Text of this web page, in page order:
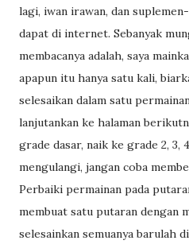
lagi, iwan irawan, dan
dapat di internet. Sebanyak
membacanya adalah, saya
apapun itu hanya satu kali,
selesaikan dalam satu
lanjutankan ke halaman
grade dasar, naik ke grade 2, 3,
mengulangi, jangan coba
Perbaiki permainan pada
membuat satu putaran dengan
selesainkan semuanya barulah